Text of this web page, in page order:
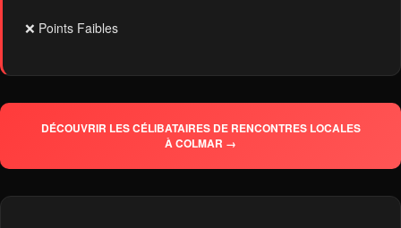
❌ Points Faibles
DÉCOUVRIR LES CÉLIBATAIRES DE RENCONTRES LOCALES
À COLMAR →